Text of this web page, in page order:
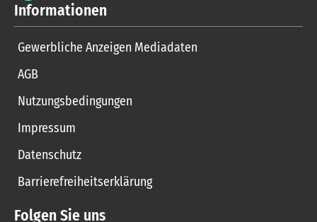
Informationen
Gewerbliche Anzeigen Mediadaten
AGB
Nutzungsbedingungen
Impressum
Datenschutz
Barrierefreiheitserklärung
Folgen Sie uns